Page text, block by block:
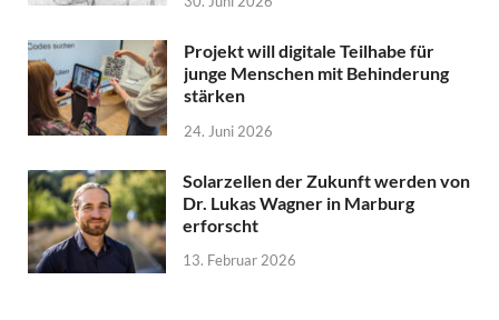
Projekt will digitale Teilhabe für
junge Menschen mit Behinderung
stärken
24. Juni 2026
Solarzellen der Zukunft werden von
Dr. Lukas Wagner in Marburg
erforscht
13. Februar 2026